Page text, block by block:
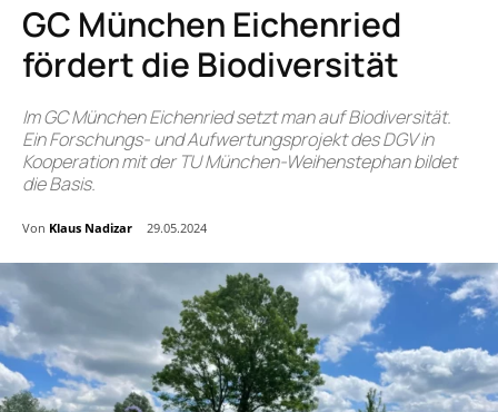
GC München Eichenried
fördert die Biodiversität
Im GC München Eichenried setzt man auf Biodiversität.
Ein Forschungs- und Aufwertungsprojekt des DGV in
Kooperation mit der TU München-Weihenstephan bildet
die Basis.
Von Klaus Nadizar 29.05.2024